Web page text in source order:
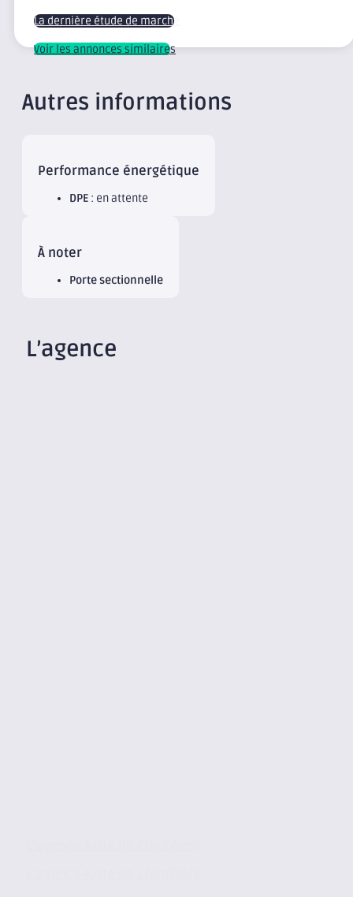
La dernière étude de marché
Voir les annonces similaires
Autres informations
Performance énergétique
DPE : en attente
À noter
Porte sectionnelle
L’agence